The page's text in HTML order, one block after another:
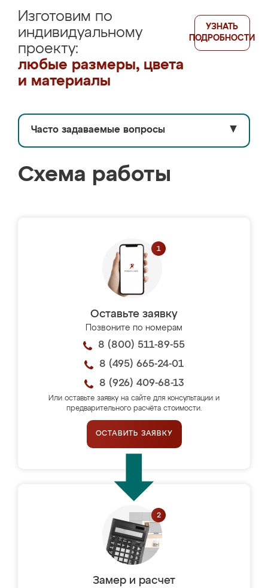
Изготовим по
индивидуальному
проекту:
любые размеры, цвета
и материалы
УЗНАТЬ
ПОДРОБНОСТИ
Часто задаваемые вопросы ▼
Схема работы
Оставьте заявку
Позвоните по номерам
8 (800) 511-89-55
8 (495) 665-24-01
8 (926) 409-68-13
Или оставьте заявку на сайте для консультации и
предварительного расчёта стоимости.
ОСТАВИТЬ ЗАЯВКУ
Замер и расчет